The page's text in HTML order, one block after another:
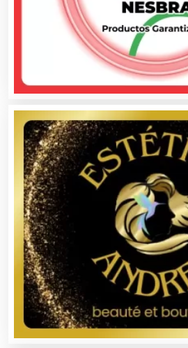
Aluminio
Análisis Clínicos
Análisis de Aguas
Animadores de Eventos
Aparatos y Equipos